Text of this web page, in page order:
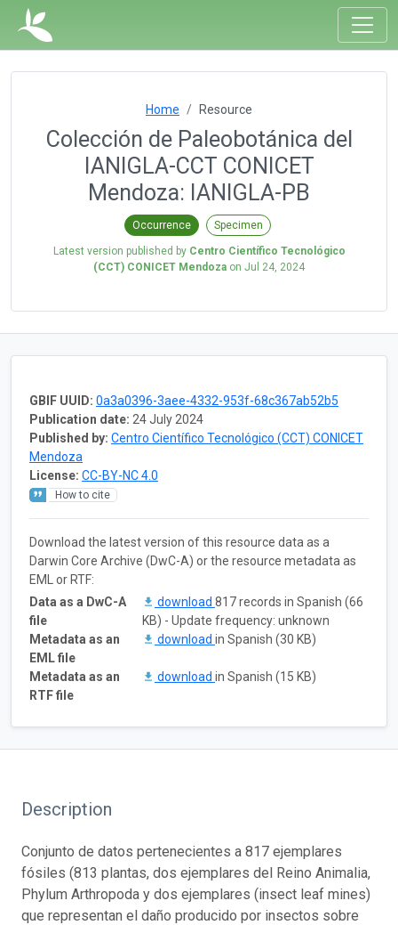
Home Resource
Colección de Paleobotánica del
IANIGLA-CCT CONICET
Mendoza: IANIGLA-PB
Occurrence Specimen
Latest version published by Centro Científico Tecnológico
(CCT) CONICET Mendoza on Jul 24, 2024
GBIF UUID: 0a3a0396-3aee-4332-953f-68c367ab52b5
Publication date: 24 July 2024
Published by: Centro Científico Tecnológico (CCT) CONICET
Mendoza
License: CC-BY-NC 4.0
How to cite
Download the latest version of this resource data as a
Darwin Core Archive (DwC-A) or the resource metadata as
EML or RTF:
Data as a DwC-A
file
download 817 records in Spanish (66
KB) - Update frequency: unknown
Metadata as an
EML file
download in Spanish (30 KB)
Metadata as an
RTF file
download in Spanish (15 KB)
Description
Conjunto de datos pertenecientes a 817 ejemplares
fósiles (813 plantas, dos ejemplares del Reino Animalia,
Phylum Arthropoda y dos ejemplares (insect leaf mines)
que representan el daño producido por insectos sobre